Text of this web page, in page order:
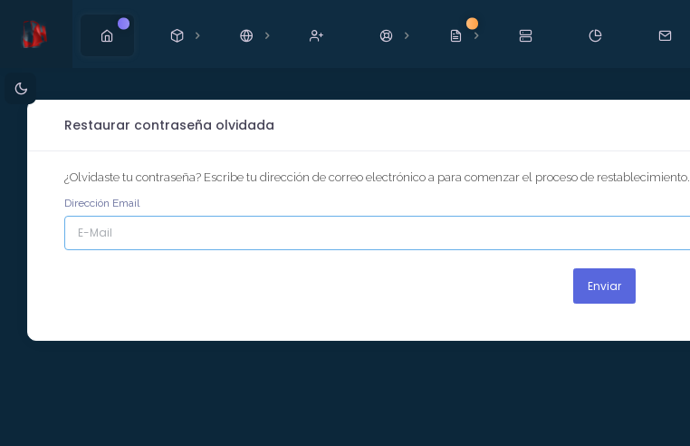
Nuevo Nuevo
Restaurar contraseña olvidada
¿Olvidaste tu contraseña? Escribe tu dirección de correo electrónico a para comenzar el proceso de restablecimiento.
Dirección Email
Enviar